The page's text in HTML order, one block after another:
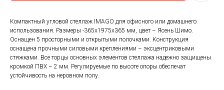
Компактный угловой стеллаж IMAGO для офисного или домашнего
использования. Размеры -365х1975х365 мм, цвет – Ясень Шимо.
Оснащен 5 просторными и открытыми полочками. Конструкция
оснащена прочными силовыми креплениями – эксцентриковыми
стяжками. Все торцы основных элементов стеллажа надежно защищены
кромкой ПВХ – 2 мм. Регулируемые по высоте опоры обеспечат
устойчивость на неровном полу.